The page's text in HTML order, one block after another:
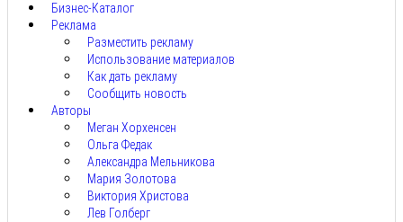
Бизнес-Каталог
Реклама
Разместить рекламу
Использование материалов
Как дать рекламу
Сообщить новость
Авторы
Меган Хорхенсен
Ольга Федак
Александра Мельникова
Мария Золотова
Виктория Христова
Лев Голберг